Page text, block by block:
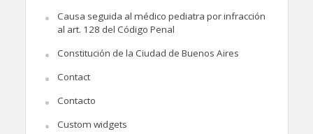
Causa seguida al médico pediatra por infracción
al art. 128 del Código Penal
Constitución de la Ciudad de Buenos Aires
Contact
Contacto
Custom widgets